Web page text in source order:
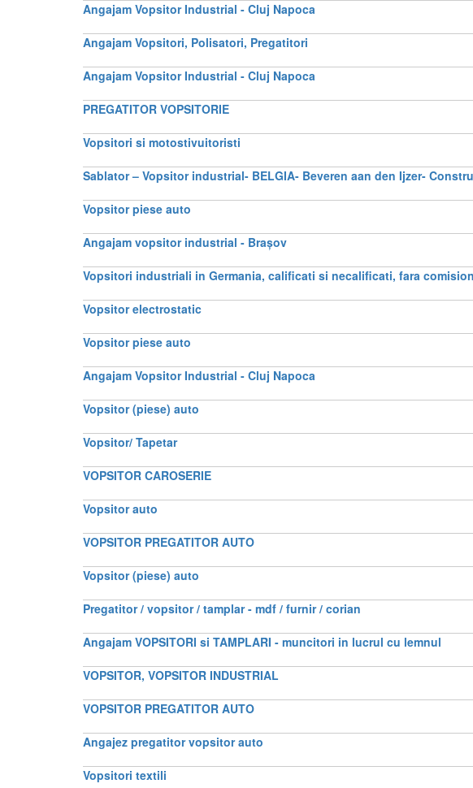
Angajam Vopsitor Industrial - Cluj Napoca
Angajam Vopsitori, Polisatori, Pregatitori
Angajam Vopsitor Industrial - Cluj Napoca
PREGATITOR VOPSITORIE
Vopsitori si motostivuitoristi
Sablator – Vopsitor industrial- BELGIA- Beveren aan den Ijzer-
Vopsitor piese auto
Angajam vopsitor industrial - Brașov
Vopsitori industriali in Germania, calificati si necalificati, fara
Vopsitor electrostatic
Vopsitor piese auto
Angajam Vopsitor Industrial - Cluj Napoca
Vopsitor (piese) auto
Vopsitor/ Tapetar
VOPSITOR CAROSERIE
Vopsitor auto
VOPSITOR PREGATITOR AUTO
Vopsitor (piese) auto
Pregatitor / vopsitor / tamplar - mdf / furnir / corian
Angajam VOPSITORI si TAMPLARI - muncitori in lucrul cu lemnul
VOPSITOR, VOPSITOR INDUSTRIAL
VOPSITOR PREGATITOR AUTO
Angajez pregatitor vopsitor auto
Vopsitori textili